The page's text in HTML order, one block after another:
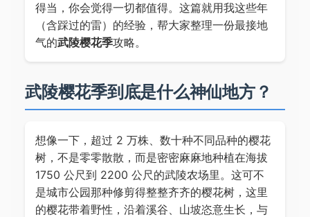
得当，你会觉得一切都值得。这篇就用我这些年
（含踩过的雷）的经验，帮大家整理一份最接地
气的武陵樱花季攻略。
武陵樱花季到底是什么神仙地方？
想像一下，超过 2 万株、数十种不同品种的樱花
树，不是零零散散，而是密密麻麻地种植在海拔
1750 公尺到 2200 公尺的武陵农场里。这可不
是城市公园那种修剪得整整齐齐的樱花树，这里
的樱花带着野性，沿着溪谷、山坡恣意生长，与